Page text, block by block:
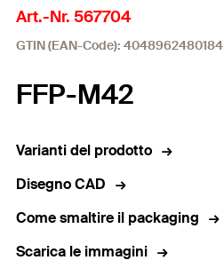
Art.-Nr. 567704
GTIN (EAN-Code): 4048962480184
FFP-M42
Varianti del prodotto
Disegno CAD
Come smaltire il packaging
Scarica le immagini